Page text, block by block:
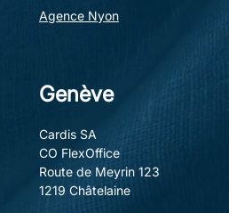
Agence Nyon
Genève
Cardis SA
CO FlexOffice
Route de Meyrin 123
1219 Châtelaine